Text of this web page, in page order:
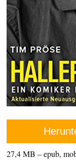
27,4 MB – epub,